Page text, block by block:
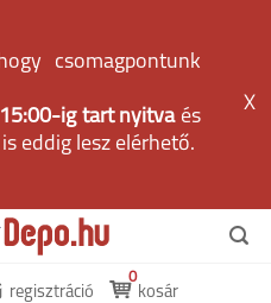
csomagpontunk
15:00-ig tart nyitvaés
eddig lesz elérhető.
X
regisztráció kosár
0